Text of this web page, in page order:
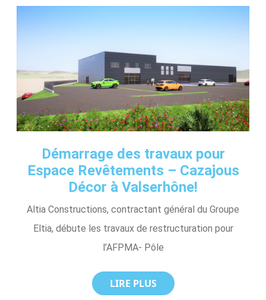
Démarrage des travaux pour
Espace Revêtements – Cazajous
Décor à Valserhône!
Altia Constructions, contractant général du Groupe
Eltia, débute les travaux de restructuration pour
l’AFPMA- Pôle
LIRE PLUS